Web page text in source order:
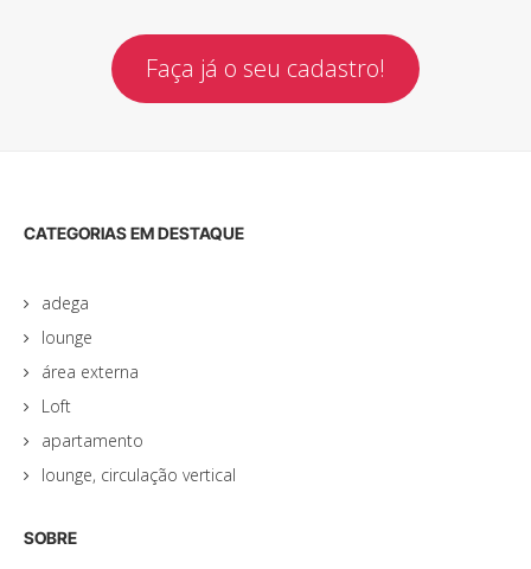
Faça já o seu cadastro!
CATEGORIAS EM DESTAQUE
adega
lounge
área externa
Loft
apartamento
lounge, circulação vertical
SOBRE